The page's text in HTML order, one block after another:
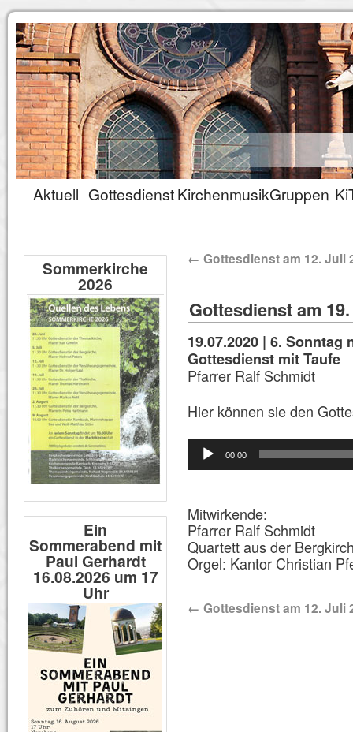
Aktuell GottesdienstKirchenmusikGruppen
← Gottesdienst am 12. Juli
Gottesdienst am
19.07.2020 | 6. Sonntag
Gottesdienst mit Taufe
Pfarrer Ralf Schmidt
Hier können sie den
Audio-
Player
00:00
Mitwirkende:
Pfarrer Ralf Schmidt
Quartett aus der
Orgel: Kantor Christian
← Gottesdienst am 12. Juli
Sommerkirche
2026
Ein
Sommerabend mit
Paul Gerhardt
16.08.2026 um 17
Uhr